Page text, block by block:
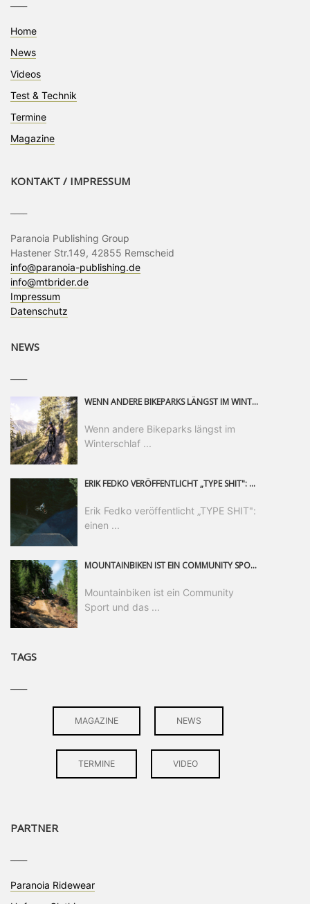
Home
News
Videos
Test & Technik
Termine
Magazine
KONTAKT / IMPRESSUM
Paranoia Publishing Group
Hastener Str.149, 42855 Remscheid
info@paranoia-publishing.de
info@mtbrider.de
Impressum
Datenschutz
NEWS
WENN ANDERE BIKEPARKS LÄNGST IM WINTERSCHLAF SIND, IST MAN IN SAALFELDEN LEOGANG IMMER NOCH AM MOUNTAINBIKEN. IST DER HERBST DIE SCHÖNSTE ZEIT DES JAHRES? AUF DEN TRAILS RUND UM SAALFELDEN LEOGANG UND IM EPIC BIKEPARK LEOGANG IST ER DAS AUF JEDEN FALL – UND DIE GEFÜHLT DIE LÄNGSTE NOCH DAZU. NOCH BIS MINDESTENS 8. NOVEMBER STEHT DAS PINZGAUER MOUNTAINBIKE-PARADIES ALLEN RIDERN OFFEN, DIE EINFACH NICHT GENUG KRIEGEN KÖNNEN. DABEI HÄLT DIE GOLDENE JAHRESZEIT IN SAALFELDEN LEOGANG WEIT MEHR ALS LINES, TRAILS UND HERBSTPANORAMEN BEREIT: MIT DEM BIKE FESTIVAL, VERSCHIEDENEN LADIES SHRED EVENTS UND EINEM DIE GESAMTE SAISON ANDAUERNDEN PHOTO CONTEST ZUM 25-JÄHRIGEN BIKEPARK-JUBILÄUM GIBT ES RUND UM ÖSTERREICHS ÄLTESTEN BIKEPARK EINIGES ZU ERLEBEN.
Wenn andere Bikeparks längst im
Winterschlaf ...
ERIK FEDKO VERÖFFENTLICHT „TYPE SHIT": EINEN 23-MINÜTIGEN MOUNTAINBIKE-FILM, ÜBER DREI JAHRE RUND UM DIE WELT GEDREHT. ZEITGLEICH LAUNCHT ER DIE GLEICHNAMIGE KOLLEKTION SEINER BRAND TYPE. EIN SEGMENT DES FILMS ERSCHEINT SEPARAT AUF RED BULL BIKE.
Erik Fedko veröffentlicht „TYPE SHIT":
einen ...
MOUNTAINBIKEN IST EIN COMMUNITY SPORT UND DAS BEWEIST SICH IN DER BIKE REPUBLIC SÖLDEN GERADE EINDRUCKSVOLL AUF ALLEN LEVELN. FREERIDE PROFI, SHAPERIN UND FRISCH GEWÄHLTE SWATCH NINES MVP VERO SANDLER IST BEGEISTERT VON DER VIELFALT DER BIKE DESTINATION, DER NEUEN JUMPLINE UND PLÄDIERT FÜR MUT BEI (FRAUEN) COMMUNITIES. VERO UND IHR VERLOBTER SAM HODGES VERBRINGEN MEHRERE MONATE IN DER BIKE REPUBLIC UND LASSEN UNS DARAN TEILHABEN. UM COMMUNITY GEHT ES AUCH BEI DER PARTNERSCHAFT ZWISCHEN SÖLDEN UND DEM NEUEN RIDERS PARK DONOVALY IN DER SLOWAKEI: DER DORTIGE TOURISMUSDIREKTOR JIRI PEC IST ÜBERZEUGT: VON MEHR BIKEPARKS PROFITIERT DIE GANZE MTB-SZENE – UND MIT DOMINIK LINSER, GESCHÄFTSFÜHRER DER BRS, HAT ER DAMIT DEN PERFEKTEN PARTNER GEFUNDEN.
Mountainbiken ist ein Community
Sport und das ...
TAGS
MAGAZINE NEWS
TERMINE VIDEO
PARTNER
Paranoia Ridewear